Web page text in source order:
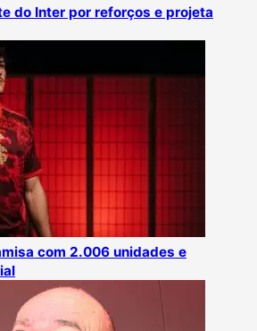
do Inter por reforços e projeta
com 2.006 unidades e